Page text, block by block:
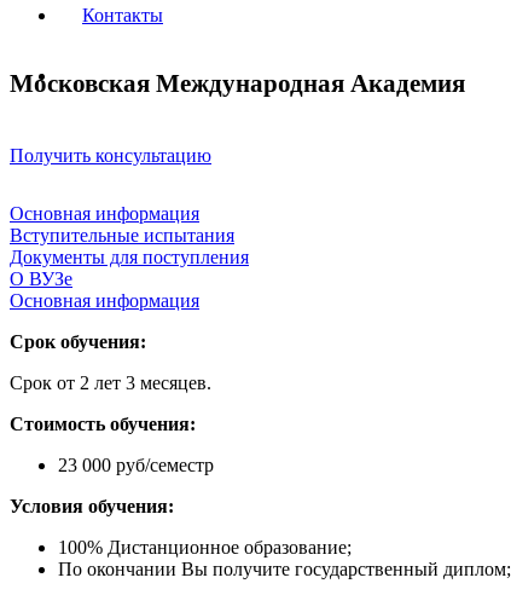
Контакты
Московская Международная Академия
Получить консультацию
Основная информация
Вступительные испытания
Документы для поступления
О ВУЗе
Основная информация
Срок обучения:
Срок от 2 лет 3 месяцев.
Стоимость обучения:
23 000 руб/семестр
Условия обучения:
100% Дистанционное образование;
По окончании Вы получите государственный диплом;